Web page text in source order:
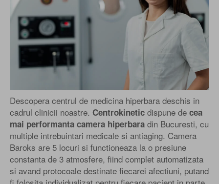
Descopera centrul de medicina hiperbara deschis in
cadrul clinicii noastre. Centrokinetic dispune de cea
mai performanta camera hiperbara din Bucuresti, cu
multiple intrebuintari medicale si antiaging. Camera
Baroks are 5 locuri si functioneaza la o presiune
constanta de 3 atmosfere, fiind complet automatizata
si avand protocoale destinate fiecarei afectiuni, putand